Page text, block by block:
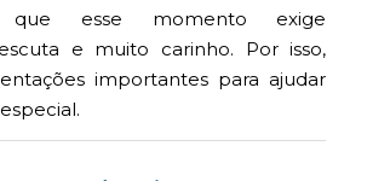
que esse momento exige
e muito carinho. Por isso,
importantes para ajudar